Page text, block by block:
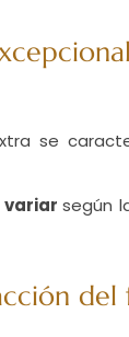
se
variarsegún
del